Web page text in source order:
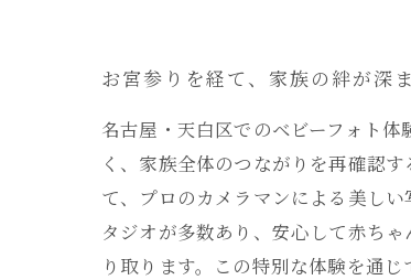
お宮参りを経て、家族の絆が深
名古屋・天白区でのベビーフォト
く、家族全体のつながりを再確認
て、プロのカメラマンによる美し
タジオが多数あり、安心して赤ち
り取ります。この特別な体験を通